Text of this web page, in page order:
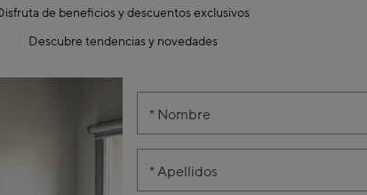
de beneficios y descuentos exclusivos
Descubre tendencias y novedades
Nombre
Apellidos